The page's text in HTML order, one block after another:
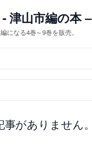
津山市編の本 –
になる4巻～9巻を販売。
がありません。